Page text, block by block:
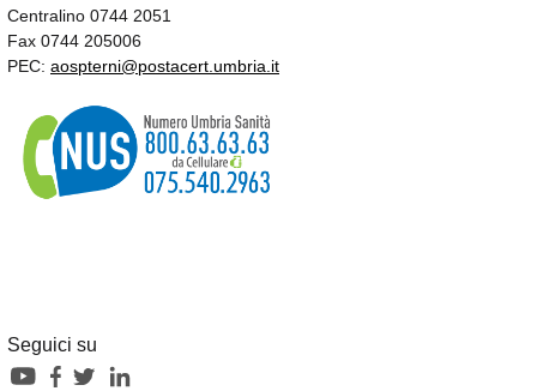
Centralino 0744 2051
Fax 0744 205006
PEC: aospterni@postacert.umbria.it
Seguici su